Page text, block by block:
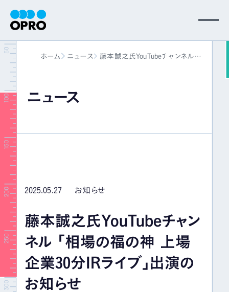
会社情報
事業内容
ニュース
パートナー
サポート
イベント＆セミナー
IR情報
ホーム ニュース
藤本誠之氏YouTubeチャンネル
ニュース
2025.05.27 お知らせ
藤本誠之氏YouTubeチャン
ネル 「相場の福の神 上場
企業30分IRライブ」出演の
お知らせ